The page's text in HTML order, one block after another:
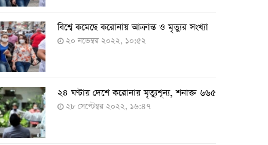
বিশ্বে কমেছে করোনায় আক্রান্ত ও মৃত্যুর সংখ্যা
২০ নভেম্বর ২০২২, ১০:৫২
২৪ ঘণ্টায় দেশে করোনায় মৃত্যুশূন্য, শনাক্ত ৬৬৫
২৮ সেপ্টেম্বর ২০২২, ১৬:৪৭